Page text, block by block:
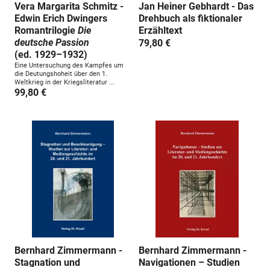
Vera Margarita Schmitz -
Edwin Erich Dwingers
Romantrilogie Die
deutsche Passion
(ed. 1929–1932)
Eine Untersuchung des Kampfes um
die Deutungshoheit über den 1.
Weltkrieg in der Kriegsliteratur ...
99,80 €
Jan Heiner Gebhardt - Das
Drehbuch als fiktionaler
Erzähltext
79,80 €
Bernhard Zimmermann -
Stagnation und
Bernhard Zimmermann -
Navigationen – Studien